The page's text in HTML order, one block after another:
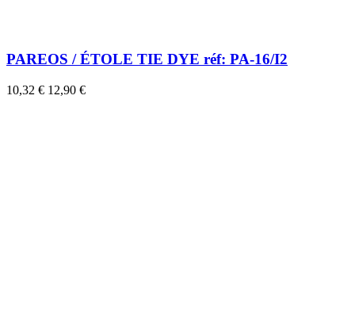
PAREOS / ÉTOLE TIE DYE réf: PA-16/I2
10,32 € 12,90 €